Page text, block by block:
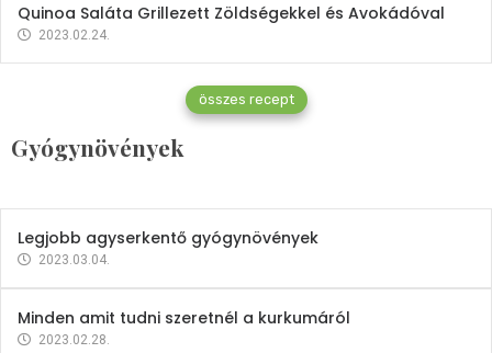
Quinoa Saláta Grillezett Zöldségekkel és Avokádóval
2023.02.24.
összes recept
Gyógynövények
Gyógynövények
Mindent a petrezselyemről
2023.12.21.
Legjobb agyserkentő gyógynövények
2023.03.04.
Minden amit tudni szeretnél a kurkumáról
2023.02.28.